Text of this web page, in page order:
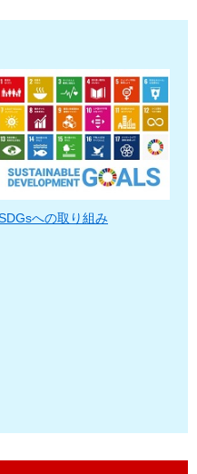
への取り組み